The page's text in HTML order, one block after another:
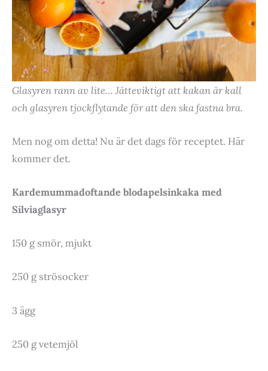
Glasyren rann av lite… Jätteviktigt att kakan är kall
och glasyren tjockflytande för att den ska fastna bra.
Men nog om detta! Nu är det dags för receptet. Här
kommer det.
Kardemummadoftande blodapelsinkaka med
Silviaglasyr
150 g smör, mjukt
250 g strösocker
3 ägg
250 g vetemjöl